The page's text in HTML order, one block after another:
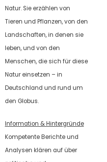
Natur. Sie erzählen von
Tieren und Pflanzen, von den
Landschaften, in denen sie
leben, und von den
Menschen, die sich für diese
Natur einsetzen – in
Deutschland und rund um
den Globus.
Information & Hintergründe
Kompetente Berichte und
Analysen klären auf über